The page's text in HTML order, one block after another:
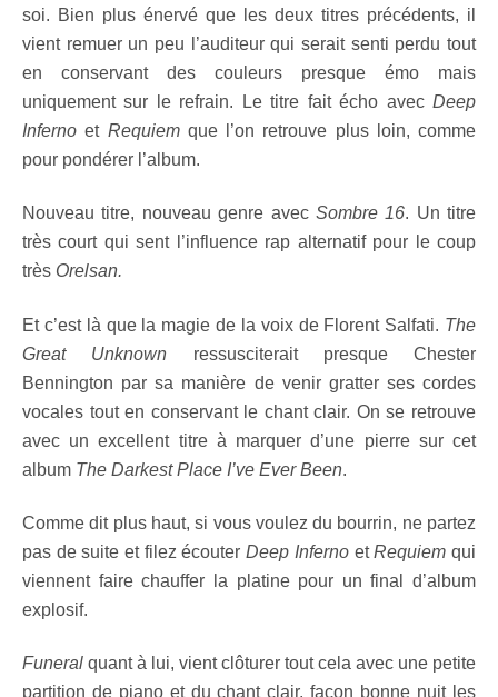
soi. Bien plus énervé que les deux titres précédents, il
vient remuer un peu l’auditeur qui serait senti perdu tout
en conservant des couleurs presque émo mais
uniquement sur le refrain. Le titre fait écho avec Deep
Infernoet Requiemque l’on retrouve plus loin, comme
pour pondérer l’album.
Nouveau titre, nouveau genre avec Sombre 16. Un titre
très court qui sent l’influence rap alternatif pour le coup
très Orelsan.
Et c’est là que la magie de la voix de Florent Salfati. The
Great Unknown ressusciterait presque Chester
Bennington par sa manière de venir gratter ses cordes
vocales tout en conservant le chant clair. On se retrouve
avec un excellent titre à marquer d’une pierre sur cet
album The Darkest Place I’ve Ever Been.
Comme dit plus haut, si vous voulez du bourrin, ne partez
pas de suite et filez écouterDeep InfernoetRequiem qui
viennent faire chauffer la platine pour un final d’album
explosif.
Funeral quant à lui, vient clôturer tout cela avec une petite
partition de piano et du chant clair, façon bonne nuit les